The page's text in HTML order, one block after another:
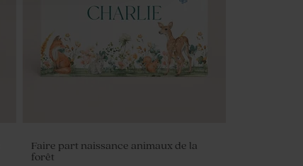
Faire part naissance animaux de la
forêt